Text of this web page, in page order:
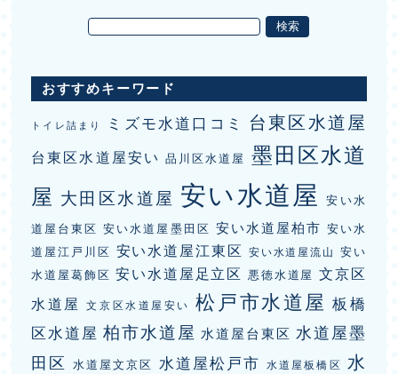
おすすめキーワード
トイレ詰まり ミズモ水道口コミ 台東区水道屋
台東区水道屋安い 品川区水道屋
墨田区水道
屋 大田区水道屋 安い水道屋
安い水
道屋台東区 安い水道屋墨田区 安い水道屋柏市 安い水
道屋江戸川区 安い水道屋江東区 安い水道屋流山
安い
水道屋葛飾区 安い水道屋足立区 悪徳水道屋
文京区
水道屋
文京区水道屋安い 松戸市水道屋 板橋
区水道屋 柏市水道屋 水道屋台東区 水道屋墨
田区
水道屋文京区 水道屋松戸市 水道屋板橋区
水